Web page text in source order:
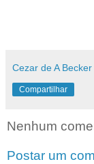
Cezar de A Becker
Compartilhar
Nenhum
Postar um